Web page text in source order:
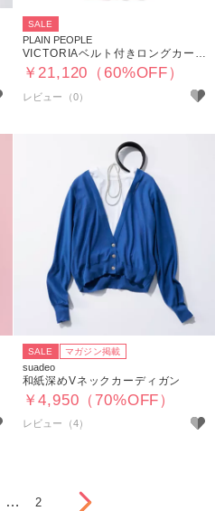
SALE
PLAIN PEOPLE
￥21,120（60%OFF）
SALE マガジン掲載
suadeo
和紙深めVネックカーディガン
￥4,950（70%OFF）
レビュー（4）
… 2 次へ